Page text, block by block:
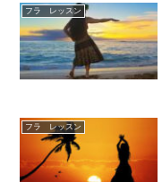
フラ レッスン
フラ レッスン